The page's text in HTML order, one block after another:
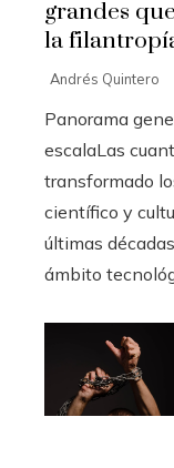
grandes
la
Andrés Quintero
Panorama
escalaLas
transformado
científico y
últimas
ámbito